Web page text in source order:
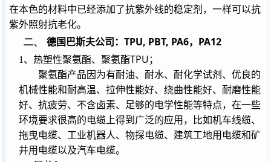
在本色的材料中已经添加了抗紫外线的稳定剂，一样可以抗
紫外照射抗老化。
二、 德国巴斯夫公司： TPU, PBT, PA6， PA12
1 、热塑性聚氨酯、聚氨酯TPU ；
聚氨酯产品因为有耐油、耐水、耐化学试剂、优良的
机械性能和耐高温、拉伸性能好、绕曲性能好、耐磨性能
好、抗疲劳、不含卤素、足够的电学性能等特点，在一些
环境要求很高的电缆上得到广泛的应用，比如机车线缆、
拖曳电缆、工业机器人、物探电缆、建筑工地用电缆和矿
井用电缆以及汽车电缆。